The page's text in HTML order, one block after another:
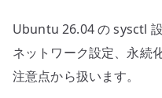
sysctl
の
基
Ubuntu 26.04 の sysctl
ネットワーク設定、永続
注意点から扱います。